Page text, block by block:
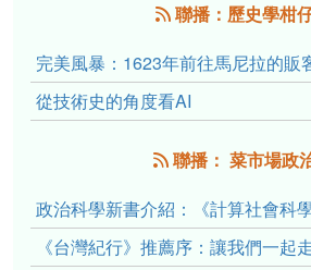
聯播：歷史學柑
從技術史的角度看AI
聯播： 菜市場政
政治科學新書介紹：《計算社會科學